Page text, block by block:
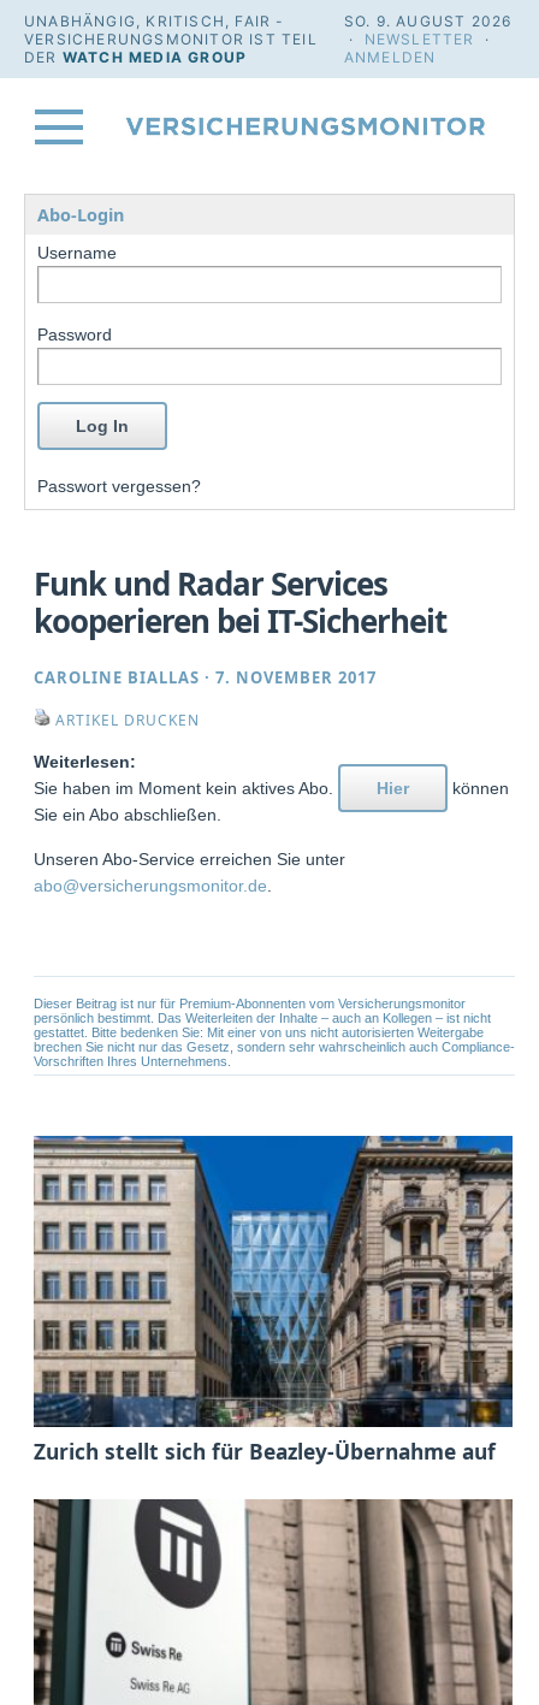
UNABHÄNGIG, KRITISCH, FAIR -
VERSICHERUNGSMONITOR IST TEIL
DER WATCH MEDIA GROUP
SO. 9. AUGUST 2026
· NEWSLETTER
·
ANMELDEN
Abo-Login
Username
Password
Passwort vergessen?
Funk und Radar Services
kooperieren bei IT-Sicherheit
CAROLINE BIALLAS ·7. NOVEMBER 2017
ARTIKEL DRUCKEN
Weiterlesen:
Sie haben im Moment kein aktives Abo.
Hier
können
Sie ein Abo abschließen.
Unseren Abo-Service erreichen Sie unter
abo@versicherungsmonitor.de
Dieser Beitrag ist nur für Premium-Abonnenten vom Versicherungsmonitor
persönlich bestimmt. Das Weiterleiten der Inhalte – auch an Kollegen – ist nicht
gestattet. Bitte bedenken Sie: Mit einer von uns nicht autorisierten Weitergabe
brechen Sie nicht nur das Gesetz, sondern sehr wahrscheinlich auch Compliance-
Vorschriften Ihres Unternehmens.
Zurich stellt sich für Beazley-Übernahme auf